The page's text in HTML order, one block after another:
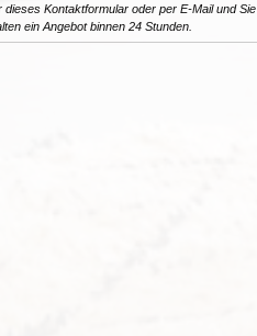
dieses Kontaktformular oder per E-Mail und Sie
ein Angebot binnen 24 Stunden.